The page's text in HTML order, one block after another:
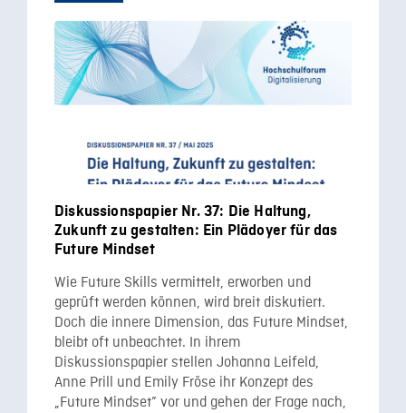
Diskussionspapier Nr. 37: Die Haltung,
Zukunft zu gestalten: Ein Plädoyer für das
Future Mindset
Wie Future Skills vermittelt, erworben und
geprüft werden können, wird breit diskutiert.
Doch die innere Dimension, das Future Mindset,
bleibt oft unbeachtet. In ihrem
Diskussionspapier stellen Johanna Leifeld,
Anne Prill und Emily Fröse ihr Konzept des
„Future Mindset” vor und gehen der Frage nach,